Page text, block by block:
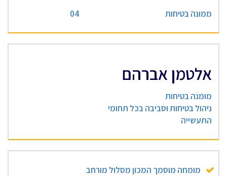
ממונה בטיחות 04
אלטמן אברהם
מומנה בטיחות
ניהול בטיחות וסביבה בכל תחומי
התעשייה
מומחה מוסמך המכון מסלול מורחב